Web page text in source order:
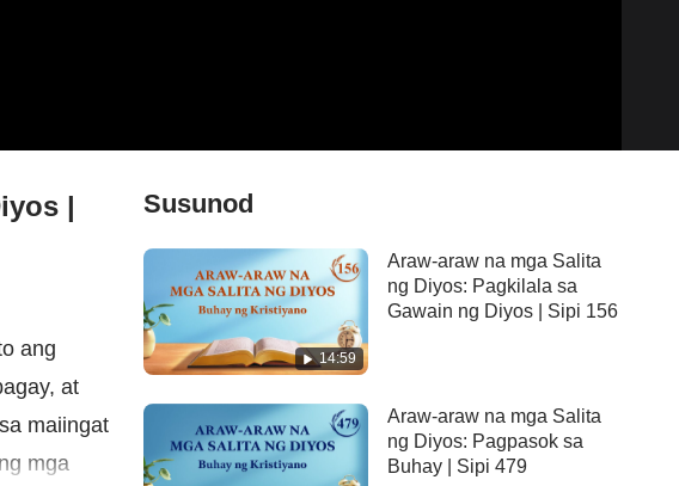
|
ang
at
maiingat
mga
Susunod
14:59
Araw-araw na mga Salita
ng Diyos: Pagkilala sa
Gawain ng Diyos | Sipi 156
Araw-araw na mga Salita
ng Diyos: Pagpasok sa
Buhay | Sipi 479